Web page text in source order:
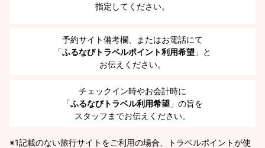
指定してください。
予約サイト備考欄、またはお電話にて
「ふるなびトラベルポイント利用希望 」と
お伝えください。
チェックイン時やお会計時に
「ふるなびトラベル利用希望 」の旨を
スタッフまでお伝えください。
※1記載のない旅行サイトをご利用の場合、トラベルポイントが使